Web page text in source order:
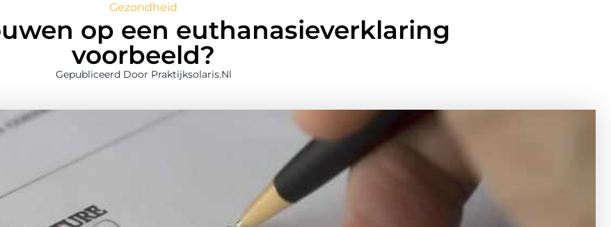
Gezondheid
op een euthanasieverklaring
voorbeeld?
Gepubliceerd Door Praktijksolaris.nl